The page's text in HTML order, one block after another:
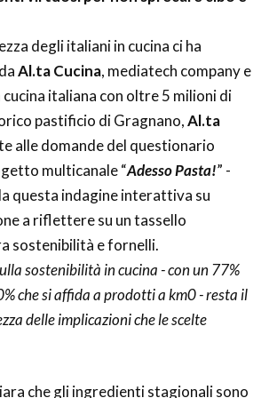
degli italiani in cucina ci ha
Al.ta Cucina, mediatech company e
italiana con oltre 5 milioni di
pastificio di Gragnano,Al.ta
alle domande del questionario
multicanale “Adesso Pasta!” -
questa indagine interattiva su
a riflettere su un tassello
sostenibilità e fornelli.
sostenibilità in cucina - con un 77%
che si affida a prodotti a km0 - resta il
delle implicazioni che le scelte
che gli ingredienti stagionali sono